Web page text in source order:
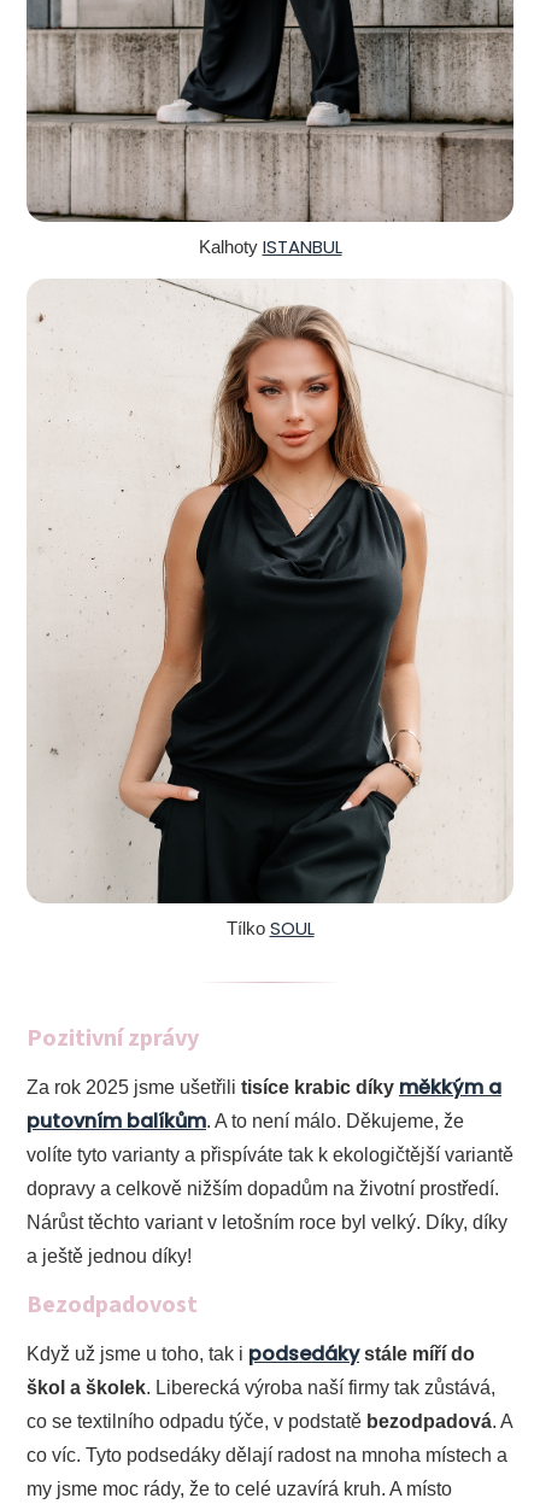
Kalhoty ISTANBUL
Tílko SOUL
Pozitivní zprávy
Za rok 2025 jsme ušetřili tisíce krabic díky měkkým a
putovním balíkům. A to není málo. Děkujeme, že
volíte tyto varianty a přispíváte tak k ekologičtější variantě
dopravy a celkově nižším dopadům na životní prostředí.
Nárůst těchto variant v letošním roce byl velký. Díky, díky
a ještě jednou díky!
Bezodpadovost
Když už jsme u toho, tak i podsedákystále míří do
škol a školek. Liberecká výroba naší firmy tak zůstává,
co se textilního odpadu týče, v podstatě bezodpadová. A
co víc. Tyto podsedáky dělají radost na mnoha místech a
my jsme moc rády, že to celé uzavírá kruh. A místo